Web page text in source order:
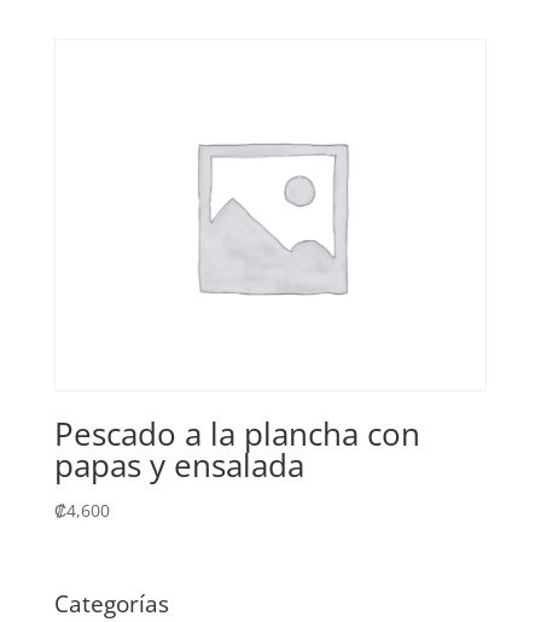
Pescado a la plancha con
papas y ensalada
₡4,600
Categorías